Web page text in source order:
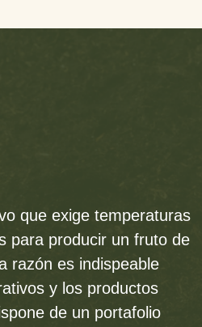
que exige temperaturas
para producir un fruto de
razón es indispeable
y los productos
de un portafolio